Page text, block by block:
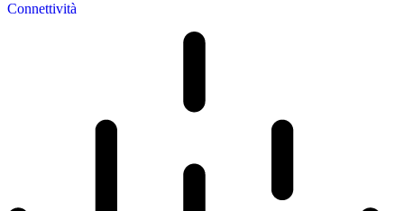
Connettività